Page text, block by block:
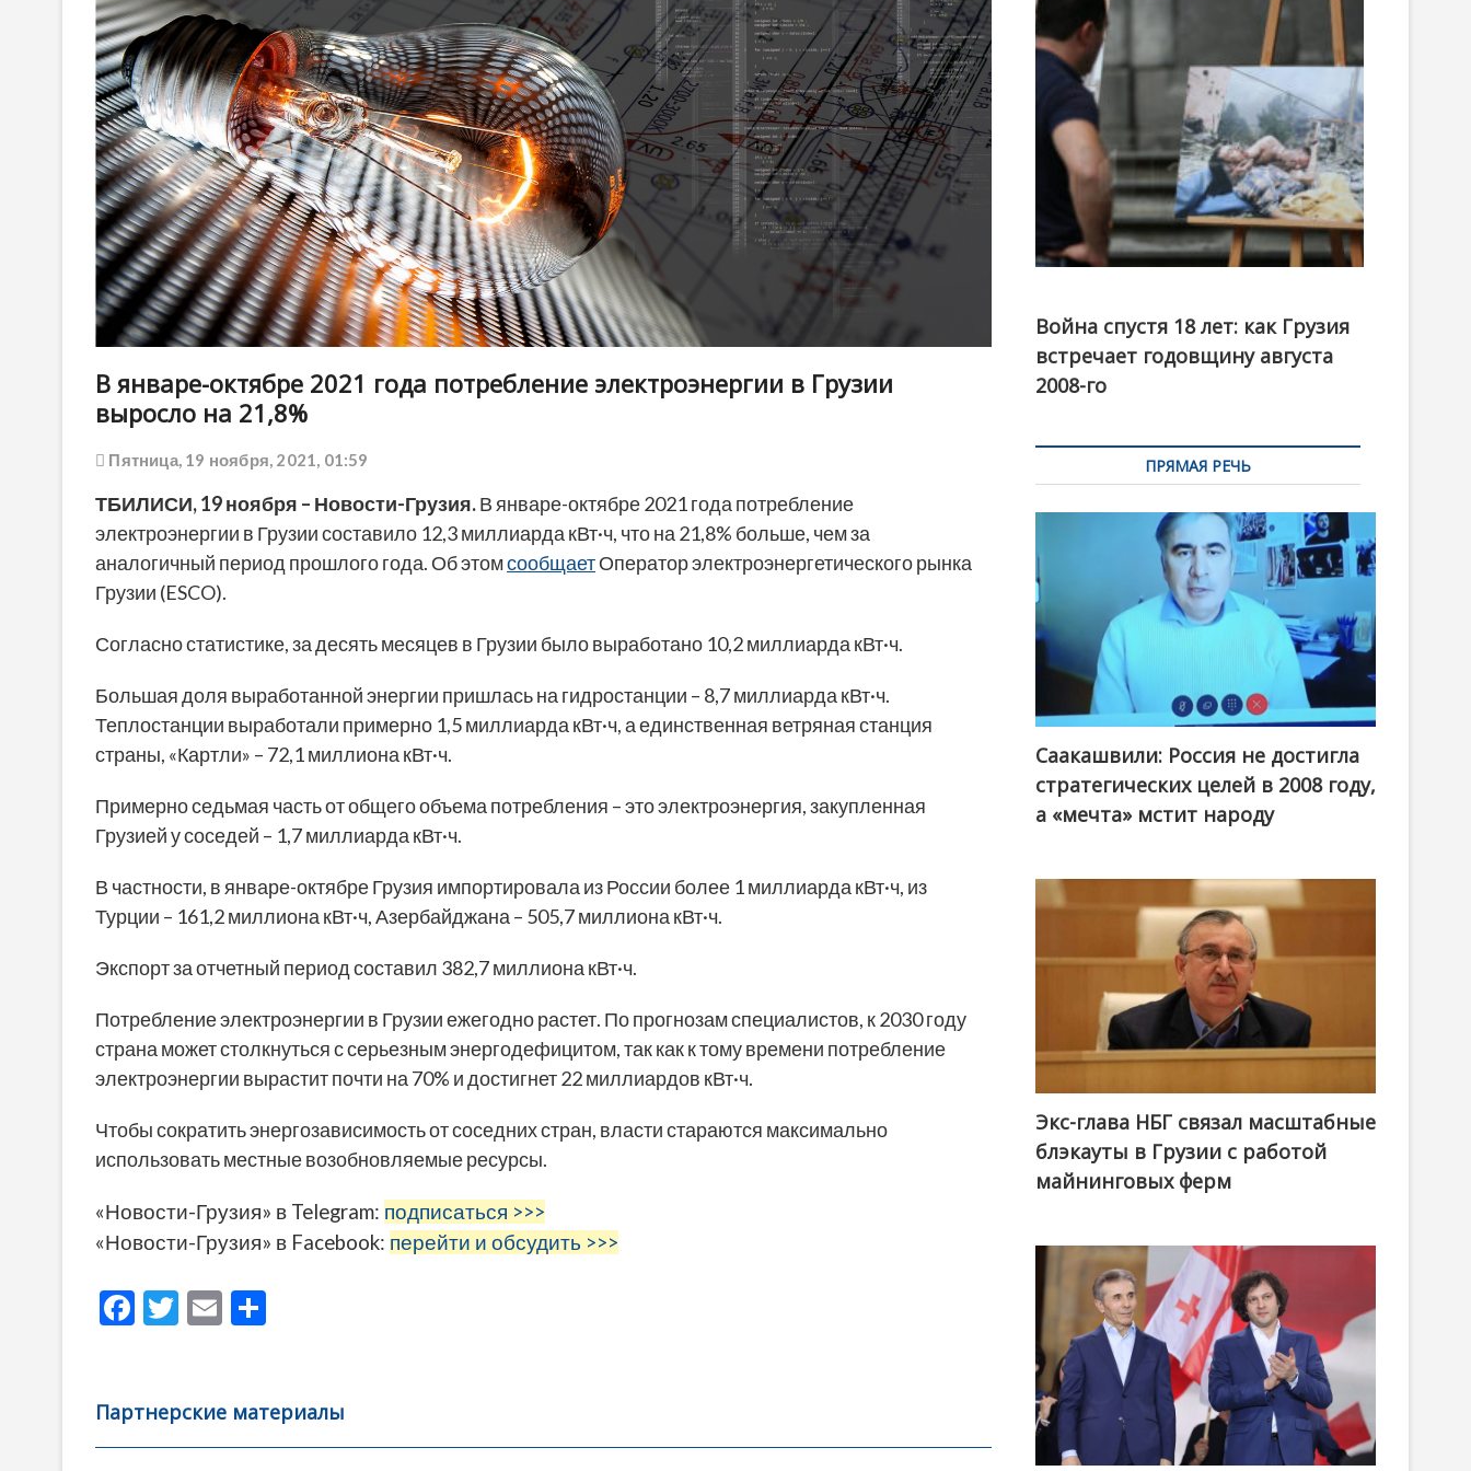
o
n
В январе-октябре 2021 года потребление электроэнергии в Грузии
выросло на 21,8%
Пятница, 19 ноября, 2021, 01:59
ТБИЛИСИ, 19 ноября – Новости-Грузия.В январе-октябре 2021 года потребление
электроэнергии в Грузии составило 12,3 миллиарда кВт·ч, что на 21,8% больше, чем за
аналогичный период прошлого года. Об этомсообщаетОператор электроэнергетического рынка
Грузии (ESCO).
Согласно статистике, за десять месяцев в Грузии было выработано 10,2 миллиарда кВт·ч.
Большая доля выработанной энергии пришлась на гидростанции – 8,7 миллиарда кВт·ч.
Теплостанции выработали примерно 1,5 миллиарда кВт·ч, а единственная ветряная станция
страны, «Картли» – 72,1 миллиона кВт·ч.
Примерно седьмая часть от общего объема потребления – это электроэнергия, закупленная
Грузией у соседей – 1,7 миллиарда кВт·ч.
В частности, в январе-октябре Грузия импортировала из России более 1 миллиарда кВт·ч, из
Турции – 161,2 миллиона кВт·ч, Азербайджана – 505,7 миллиона кВт·ч.
Экспорт за отчетный период составил 382,7 миллиона кВт·ч.
Потребление электроэнергии в Грузии ежегодно растет. По прогнозам специалистов, к 2030 году
страна может столкнуться с серьезным энергодефицитом, так как к тому времени потребление
электроэнергии вырастит почти на 70% и достигнет 22 миллиардов кВт·ч.
Чтобы сократить энергозависимость от соседних стран, власти стараются максимально
использовать местные возобновляемые ресурсы.
«Новости-Грузия» в Telegram: подписаться >>>
«Новости-Грузия» в Facebook: перейти и обсудить >>>
F
b
o
T
er
E
l
а
в
Партнерские материалы
канал
Война спустя 18 лет: как Грузия
встречает годовщину августа
2008-го
ПРЯМАЯ РЕЧЬ
Саакашвили: Россия не достигла
стратегических целей в 2008 году,
а «мечта» мстит народу
Экс-глава НБГ связал масштабные
блэкауты в Грузии с работой
майнинговых ферм